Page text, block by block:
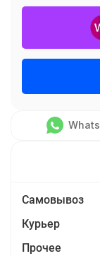
Самовывоз
Курьер
Прочее